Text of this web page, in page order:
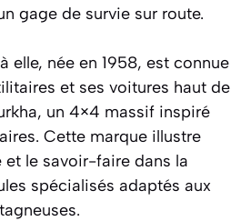
gage de survie sur route.
elle, née en 1958, est connue
et ses voitures haut de
un 4×4 massif inspiré
Cette marque illustre
le savoir-faire dans la
spécialisés adaptés aux